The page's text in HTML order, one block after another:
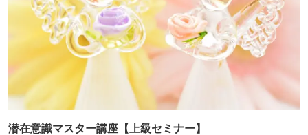
潜在意識マスター講座【上級セミナー】